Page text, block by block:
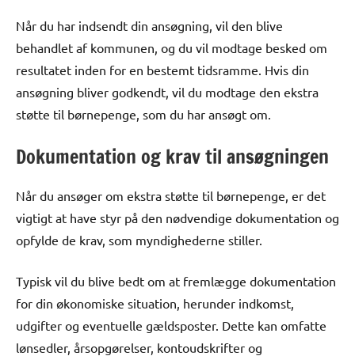
Når du har indsendt din ansøgning, vil den blive
behandlet af kommunen, og du vil modtage besked om
resultatet inden for en bestemt tidsramme. Hvis din
ansøgning bliver godkendt, vil du modtage den ekstra
støtte til børnepenge, som du har ansøgt om.
Dokumentation og krav til ansøgningen
Når du ansøger om ekstra støtte til børnepenge, er det
vigtigt at have styr på den nødvendige dokumentation og
opfylde de krav, som myndighederne stiller.
Typisk vil du blive bedt om at fremlægge dokumentation
for din økonomiske situation, herunder indkomst,
udgifter og eventuelle gældsposter. Dette kan omfatte
lønsedler, årsopgørelser, kontoudskrifter og